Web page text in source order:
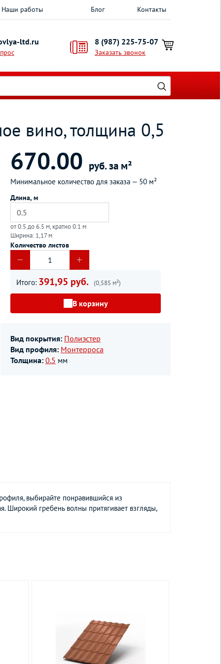
Наши работы Блог Контакты
ltd.ru 8 (987) 225-75-07
Заказать звонок
вино, толщина 0,5
670.00 руб. за м²
Минимальное количество для заказа — 50 м²
Длина, м
от 0.5 до 6.5 м, кратно 0.1 м
Ширина: 1,17 м
Количество листов
Итого: 391,95 руб. (0,585 м²)
В корзину
Вид покрытия: Полиэстер
Вид профиля: Монтерроса
Толщина: 0.5 мм
выбирайте понравившийся из
Широкий гребень волны притягивает взгляды,